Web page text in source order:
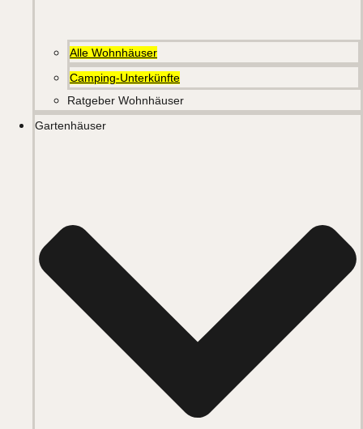
Alle Wohnhäuser
Camping-Unterkünfte
Ratgeber Wohnhäuser
Gartenhäuser